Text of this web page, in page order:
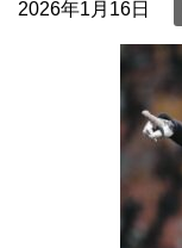
2026年1月16日